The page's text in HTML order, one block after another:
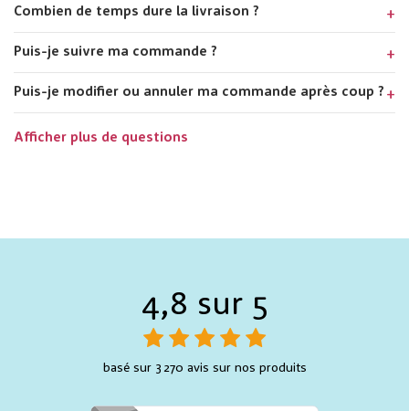
Combien de temps dure la livraison ?
Puis-je suivre ma commande ?
Puis-je modifier ou annuler ma commande après coup ?
Afficher plus de questions
4,8 sur 5
basé sur 3 270 avis sur nos produits